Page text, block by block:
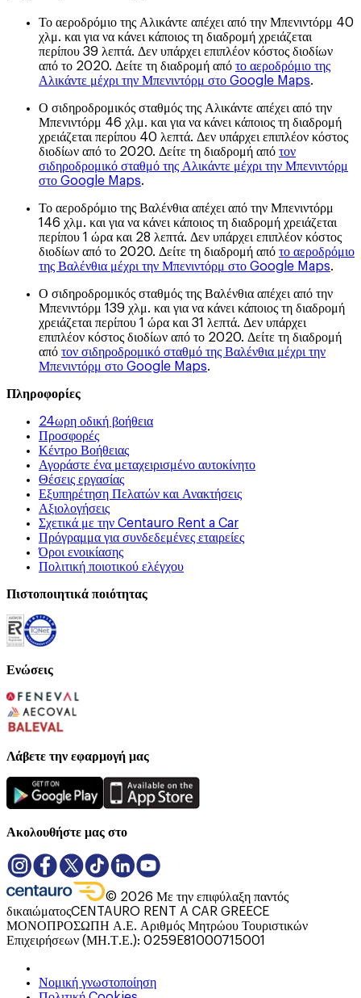
Το αεροδρόμιο της Αλικάντε απέχει από την Μπενιντόρμ 40
χλμ. και για να κάνει κάποιος τη διαδρομή χρειάζεται
περίπου 39 λεπτά. Δεν υπάρχει επιπλέον κόστος διοδίων
από το 2020. Δείτε τη διαδρομή από το αεροδρόμιο της
Αλικάντε μέχρι την Μπενιντόρμ στο Google Maps.
Ο σιδηροδρομικός σταθμός της Αλικάντε απέχει από την
Μπενιντόρμ 46 χλμ. και για να κάνει κάποιος τη διαδρομή
χρειάζεται περίπου 40 λεπτά. Δεν υπάρχει επιπλέον κόστος
διοδίων από το 2020. Δείτε τη διαδρομή από τον
σιδηροδρομικό σταθμό της Αλικάντε μέχρι την Μπενιντόρμ
στο Google Maps.
Το αεροδρόμιο της Βαλένθια απέχει από την Μπενιντόρμ
146 χλμ. και για να κάνει κάποιος τη διαδρομή χρειάζεται
περίπου 1 ώρα και 28 λεπτά. Δεν υπάρχει επιπλέον κόστος
διοδίων από το 2020. Δείτε τη διαδρομή από το αεροδρόμιο
της Βαλένθια μέχρι την Μπενιντόρμ στο Google Maps.
Ο σιδηροδρομικός σταθμός της Βαλένθια απέχει από την
Μπενιντόρμ 139 χλμ. και για να κάνει κάποιος τη διαδρομή
χρειάζεται περίπου 1 ώρα και 31 λεπτά. Δεν υπάρχει
επιπλέον κόστος διοδίων από το 2020. Δείτε τη διαδρομή
από τον σιδηροδρομικό σταθμό της Βαλένθια μέχρι την
Μπενιντόρμ στο Google Maps.
Πληροφορίες
24ωρη οδική βοήθεια
Προσφορές
Κέντρο Βοήθειας
Αγοράστε ένα μεταχειρισμένο αυτοκίνητο
Θέσεις εργασίας
Εξυπηρέτηση Πελατών και Ανακτήσεις
Αξιολογήσεις
Σχετικά με την Centauro Rent a Car
Πρόγραμμα για συνδεδεμένες εταιρείες
Όροι ενοικίασης
Πολιτική ποιοτικού ελέγχου
Πιστοποιητικά ποιότητας
Ενώσεις
Λάβετε την εφαρμογή μας
Ακολουθήστε μας στο
© 2026 Με την επιφύλαξη παντός
δικαιώματοςCENTAURO RENT A CAR GREECE
ΜΟΝΟΠΡΟΣΩΠΗ Α.Ε. Αριθμός Μητρώου Τουριστικών
Επιχειρήσεων (ΜΗ.Τ.Ε.): 0259E81000715001
Νομική γνωστοποίηση